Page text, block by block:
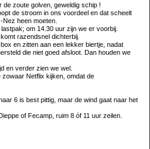
de zoute golven, geweldig schip !
de stroom in ons voordeel en dat scheelt
heen moeten.
om 14.30 uur zijn we er voorbij.
razendsnel dichterbij.
en zitten aan een lekker biertje, nadat
die niet goed afsloot. Dan houden we
en verder zien we wel.
Netflix kijken, omdat de
6 is best pittig, maar de wind gaat naar het
of Fecamp, ruim 8 óf 11 uur zeilen.